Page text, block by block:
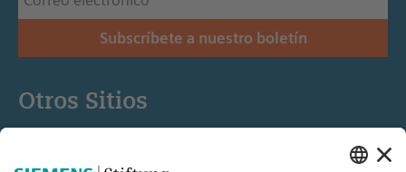
Subscríbete a nuestro boletín
Otros Sitios